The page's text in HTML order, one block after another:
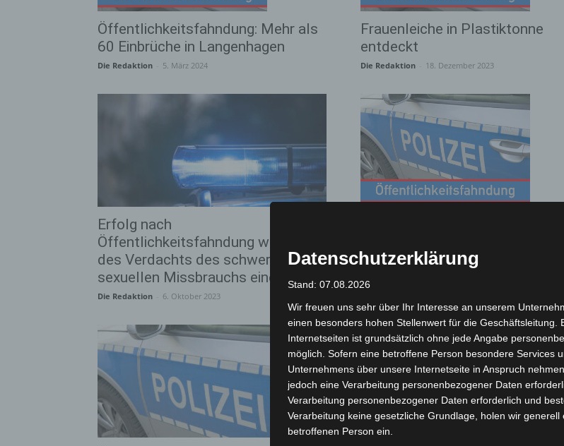
Öffentlichkeitsfahndung: Mehr als
60 Einbrüche in Langenhagen
Die Redaktion 5. März 2024
Frauenleiche in Plastiktonne
entdeckt
Die Redaktion 18. Dezember 2023
Erfolg nach
Öffentlichkeitsfahndung wegen
des Verdachts des schweren
sexuellen Missbrauchs eines...
Die Redaktion 6. Oktober 2023
Missbrauchs eines Kindes
Die Redaktion
Datenschutzerklärung
Stand: 07.08.2026
Wir freuen uns sehr über Ihr Interesse an unserem
einen besonders hohen Stellenwert für die Geschäftsleitung.
Internetseiten ist grundsätzlich ohne jede Angabe
möglich. Sofern eine betroffene Person besondere Services
Unternehmens über unsere Internetseite in Anspruch
jedoch eine Verarbeitung personenbezogener Daten
Verarbeitung personenbezogener Daten erforderlich und
Verarbeitung keine gesetzliche Grundlage, holen wir generell
betroffenen Person ein.